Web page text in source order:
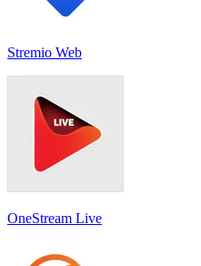
Stremio Web
OneStream Live